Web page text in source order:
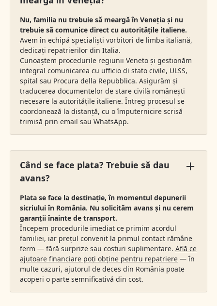
Nu, familia nu trebuie să meargă în Veneția și nu
trebuie să comunice direct cu autoritățile italiene.
Avem în echipă specialiști vorbitori de limba italiană,
dedicați repatrierilor din Italia.
Cunoaștem procedurile regiunii Veneto și gestionăm
integral comunicarea cu ufficio di stato civile, ULSS,
spital sau Procura della Repubblica. Asigurăm și
traducerea documentelor de stare civilă românești
necesare la autoritățile italiene. Întreg procesul se
coordonează la distanță, cu o împuternicire scrisă
trimisă prin email sau WhatsApp.
Când se face plata? Trebuie să dau
avans?
Plata se face la destinație, în momentul depunerii
sicriului în România. Nu solicităm avans și nu cerem
garanții înainte de transport.
Începem procedurile imediat ce primim acordul
familiei, iar prețul convenit la primul contact rămâne
ferm — fără surprize sau costuri suplimentare. Află ce
ajutoare financiare poți obține pentru repatriere — în
multe cazuri, ajutorul de deces din România poate
acoperi o parte semnificativă din cost.